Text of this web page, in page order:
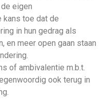
eigen
kans toe dat de
in hun gedrag als
en meer open gaan staan
of ambivalentie m.b.t.
ook terug in